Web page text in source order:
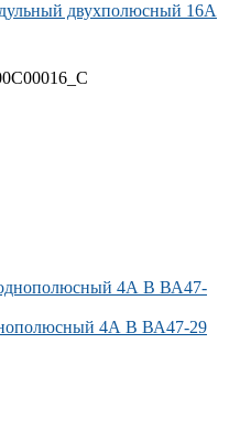
двухполюсный 16А
4А B ВА47-29